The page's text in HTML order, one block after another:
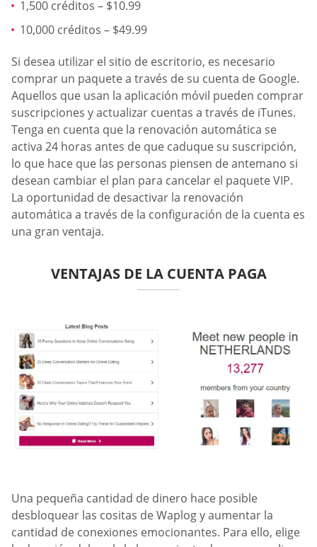
1,500 créditos – $10.99
10,000 créditos – $49.99
Si desea utilizar el sitio de escritorio, es necesario
comprar un paquete a través de su cuenta de Google.
Aquellos que usan la aplicación móvil pueden comprar
suscripciones y actualizar cuentas a través de iTunes.
Tenga en cuenta que la renovación automática se
activa 24 horas antes de que caduque su suscripción,
lo que hace que las personas piensen de antemano si
desean cambiar el plan para cancelar el paquete VIP.
La oportunidad de desactivar la renovación
automática a través de la configuración de la cuenta es
una gran ventaja.
VENTAJAS DE LA CUENTA PAGA
Una pequeña cantidad de dinero hace posible
desbloquear las cositas de Waplog y aumentar la
cantidad de conexiones emocionantes. Para ello, elige